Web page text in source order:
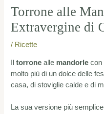
Torrone alle
Extravergine di
/ Ricette
Iltorrone alle mandorle con
molto più di un dolce delle
casa, di stoviglie calde e di
La sua versione più